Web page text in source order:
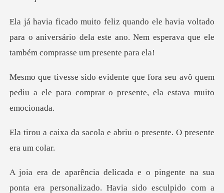
oltado
para o aniversário dela este ano. Nem esper
seu avô quem
pediu a ele para comprar o
ola e abriu o presente.
nte na sua
ponta era personalizado. Havia